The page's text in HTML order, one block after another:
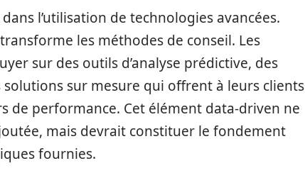
l’utilisation de technologies avancées.
les méthodes de conseil. Les
sur des outils d’analyse prédictive, des
sur mesure qui offrent à leurs clients
de performance. Cet élément data-driven ne
mais devrait constituer le fondement
fournies.